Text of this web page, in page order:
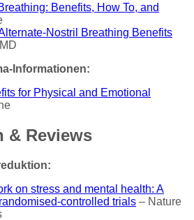
Benefits, How To, and
Nostril Breathing Benefits
Informationen:
for Physical and Emotional
& Reviews
on stress and mental health: A
controlled trials – Nature